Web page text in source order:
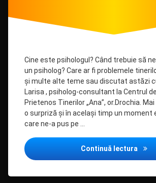
Cine este psihologul? Când trebuie să
un psiholog? Care ar fi problemele
și multe alte teme sau discutat astăzi
Larisa , psiholog-consultant la Centrul
Prietenos Tinerilor „Ana”, or.Drochia.
o surpriză și în același timp un moment
care ne-a pus pe …
Continuă lectura